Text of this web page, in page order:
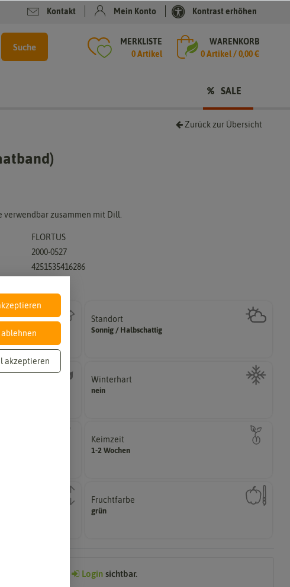
Kontakt Mein Konto Kontrast erhöhen
Suche
MERKLISTE
0 Artikel
WARENKORB
0Artikel /0,00 €
SALE
Zurück zur Übersicht
verwendbar zusammen mit Dill.
FLORTUS
2000-0527
4251535416286
Standort
Sonnig / Halbschattig
Wie viel Licht benötigt die Pflanze? (schattig,
halbschattig, sonnig, vollsonnig)
Winterhart
nein
Pflanzen, die im Freien ohne Probleme überwintern
können.
Keimzeit
1-2 Wochen
Wie lange dauert es, bis sich unter Idealbedingungen
das erste Keimblattpaar zeigt?
einjährig,
Fruchtfarbe
grün
Die Farbe der reifen Frucht, die sie nach dem
Reifungsprozess hat.
Loginsichtbar.
akzeptieren